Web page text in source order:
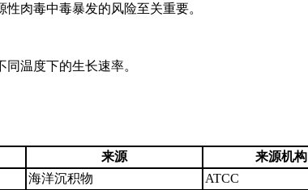
肉毒中毒暴发的风险至关重要。
温度下的生长速率。
来源
来源机构
海洋沉积物
ATCC